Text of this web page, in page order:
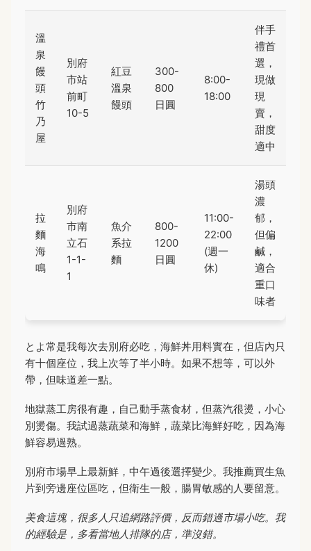
溫
泉
饅
頭
竹
乃
屋
別府
市站
前町
10-5
紅豆
溫泉
饅頭
300-
800
日圓
8:00-
18:00
伴手
禮首
選，
現做
現
賣，
甜度
適中
拉
麵
海
鳴
別府
市南
立石
1-1-
1
魚介
系拉
麵
800-
1200
日圓
11:00-
22:00
(週一
休)
湯頭
濃
郁，
但偏
鹹，
適合
重口
味者
とよ常是我每次去別府必吃，海鮮丼用料實在，但店內只
有十個座位，我上次等了半小時。如果不想等，可以外
帶，但味道差一點。
地獄蒸工房很有趣，自己動手蒸食材，但蒸汽很燙，小心
別燙傷。我試過蒸蔬菜和海鮮，蔬菜比海鮮好吃，因為海
鮮容易過熟。
別府市場早上最新鮮，中午過後選擇變少。我推薦買生魚
片到旁邊座位區吃，但衛生一般，腸胃敏感的人要留意。
美食這塊，很多人只追網路評價，反而錯過市場小吃。我
的經驗是，多看當地人排隊的店，準沒錯。